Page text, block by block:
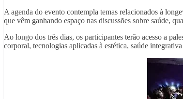
A agenda do evento contempla temas relacionados à
que vêm ganhando espaço nas discussões sobre saúde,
Ao longo dos três dias, os participantes terão acesso a
corporal, tecnologias aplicadas à estética, saúde